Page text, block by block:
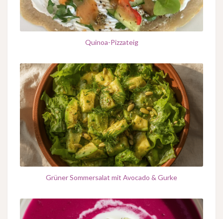
Quinoa-Pizzateig
Grüner Sommersalat mit Avocado & Gurke